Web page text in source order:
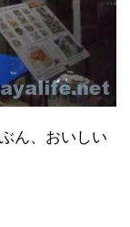
ん、おいしい